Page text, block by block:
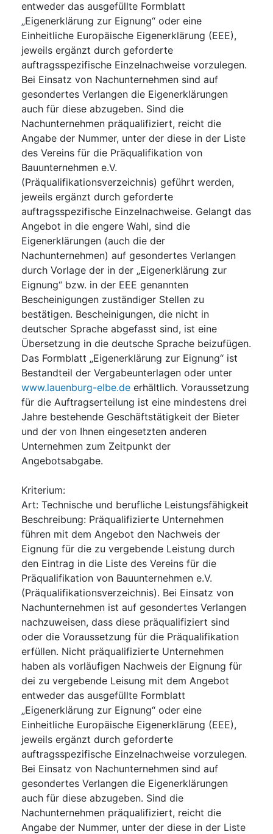
entweder das ausgefüllte Formblatt
„Eigenerklärung zur Eignung“ oder eine
Einheitliche Europäische Eigenerklärung (EEE),
jeweils ergänzt durch geforderte
auftragsspezifische Einzelnachweise vorzulegen.
Bei Einsatz von Nachunternehmen sind auf
gesondertes Verlangen die Eigenerklärungen
auch für diese abzugeben. Sind die
Nachunternehmen präqualifiziert, reicht die
Angabe der Nummer, unter der diese in der Liste
des Vereins für die Präqualifikation von
Bauunternehmen e.V.
(Präqualifikationsverzeichnis) geführt werden,
jeweils ergänzt durch geforderte
auftragsspezifische Einzelnachweise. Gelangt das
Angebot in die engere Wahl, sind die
Eigenerklärungen (auch die der
Nachunternehmen) auf gesondertes Verlangen
durch Vorlage der in der „Eigenerklärung zur
Eignung“ bzw. in der EEE genannten
Bescheinigungen zuständiger Stellen zu
bestätigen. Bescheinigungen, die nicht in
deutscher Sprache abgefasst sind, ist eine
Übersetzung in die deutsche Sprache beizufügen.
Das Formblatt „Eigenerklärung zur Eignung“ ist
Bestandteil der Vergabeunterlagen oder unter
www.lauenburg-elbe.de erhältlich. Voraussetzung
für die Auftragserteilung ist eine mindestens drei
Jahre bestehende Geschäftstätigkeit der Bieter
und der von Ihnen eingesetzten anderen
Unternehmen zum Zeitpunkt der
Angebotsabgabe.
Kriterium:
Art: Technische und berufliche Leistungsfähigkeit
Beschreibung: Präqualifizierte Unternehmen
führen mit dem Angebot den Nachweis der
Eignung für die zu vergebende Leistung durch
den Eintrag in die Liste des Vereins für die
Präqualifikation von Bauunternehmen e.V.
(Präqualifikationsverzeichnis). Bei Einsatz von
Nachunternehmen ist auf gesondertes Verlangen
nachzuweisen, dass diese präqualifiziert sind
oder die Voraussetzung für die Präqualifikation
erfüllen. Nicht präqualifizierte Unternehmen
haben als vorläufigen Nachweis der Eignung für
dei zu vergebende Leisung mit dem Angebot
entweder das ausgefüllte Formblatt
„Eigenerklärung zur Eignung“ oder eine
Einheitliche Europäische Eigenerklärung (EEE),
jeweils ergänzt durch geforderte
auftragsspezifische Einzelnachweise vorzulegen.
Bei Einsatz von Nachunternehmen sind auf
gesondertes Verlangen die Eigenerklärungen
auch für diese abzugeben. Sind die
Nachunternehmen präqualifiziert, reicht die
Angabe der Nummer, unter der diese in der Liste